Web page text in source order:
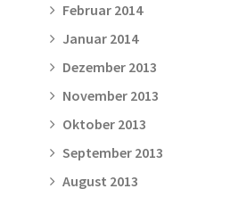
Februar 2014
Januar 2014
Dezember 2013
November 2013
Oktober 2013
September 2013
August 2013